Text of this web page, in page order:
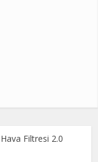
Filtresi 2.0